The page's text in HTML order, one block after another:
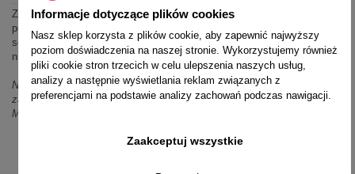
Zapraszamy do sklepu stacjonarnego:
poniedziałek - piątek: 11.00-19.00
sobota: 10.00-14.00
niedziela (każda): nieczynne
Nie odpowiadamy na wiadomości SMS. W sprawach dotyczących
zamówień i oferty prosimy o kontakt mailowy, telefoniczny lub przez
Messenger.
Informacje dotyczące plików cookies
Nasz sklep korzysta z plików cookie, aby zapewnić najwyższy
poziom doświadczenia na naszej stronie. Wykorzystujemy również
pliki cookie stron trzecich w celu ulepszenia naszych usług,
analizy a następnie wyświetlania reklam związanych z
preferencjami na podstawie analizy zachowań podczas nawigacji.
Zaakceptuj wszystkie